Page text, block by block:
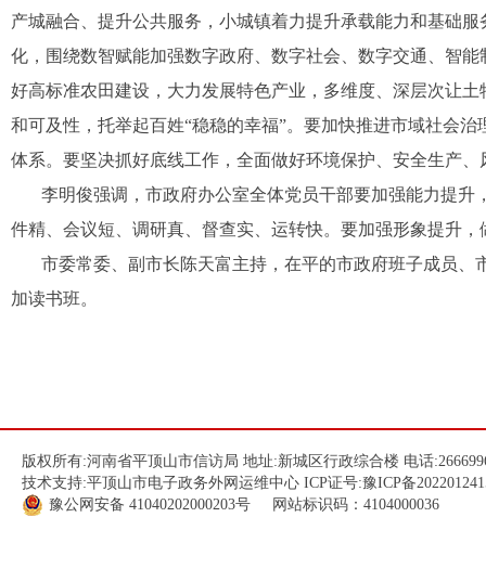
产城融合、提升公共服务，小城镇着力提升承载能力和基础
化，围绕数智赋能加强数字政府、数字社会、数字交通、智
好高标准农田建设，大力发展特色产业，多维度、深层次让
和可及性，托举起百姓“稳稳的幸福”。要加快推进市域社会
体系。要坚决抓好底线工作，全面做好环境保护、安全生产
李明俊强调，市政府办公室全体党员干部要加强能力提
件精、会议短、调研真、督查实、运转快。要加强形象提升
市委常委、副市长陈天富主持，在平的市政府班子成员
加读书班。
版权所有:河南省平顶山市信访局 地址:新城区行政综合楼 电话
技术支持:平顶山市电子政务外网运维中心 ICP证号:豫ICP备
豫公网安备 41040202000203号 网站标识码：4104000036